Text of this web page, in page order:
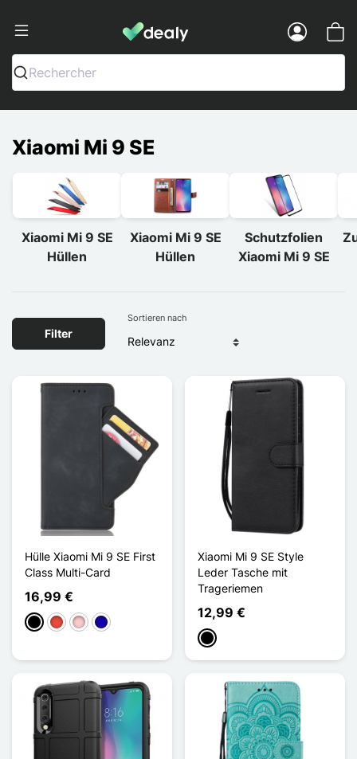
Dealy - Hüllen und Zubehör für
Rechercher
Xiaomi Mi 9 SE
Xiaomi Mi 9 SE
Hüllen
Xiaomi Mi 9 SE
Hüllen
Schutzfolien
Xiaomi Mi 9 SE
Filter
Sortieren nach
Hülle Xiaomi Mi 9 SE First
Class Multi-Card
16,99 €
Schwarz
Rot PinkDunkelblau
Xiaomi Mi 9 SE Style
Leder Tasche mit
Trageriemen
12,99 €
Schwarz